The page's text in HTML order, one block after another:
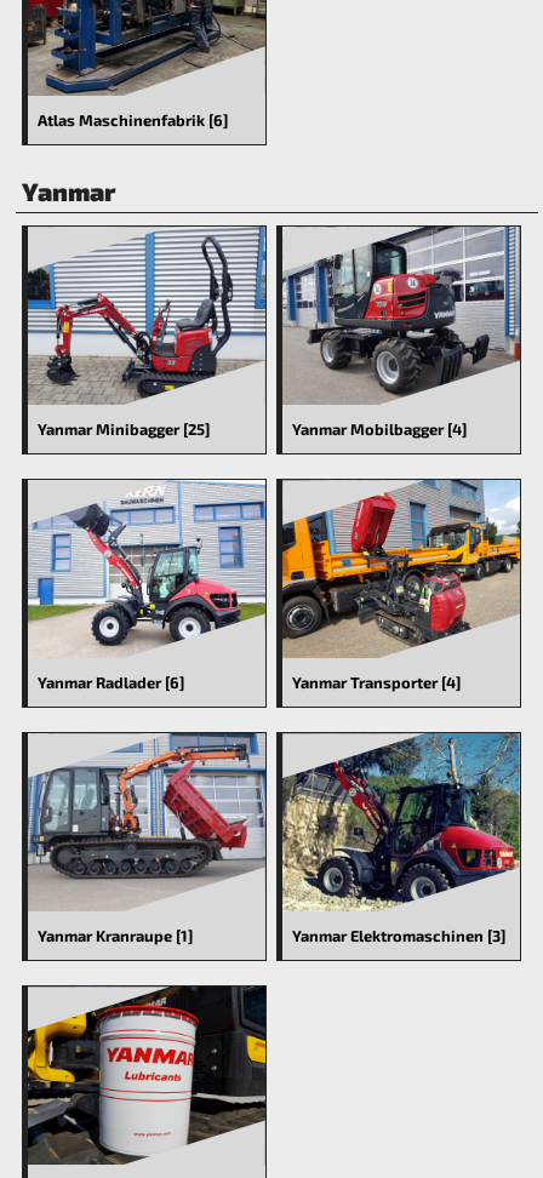
Atlas Maschinenfabrik [6]
Yanmar
Yanmar Minibagger [25] Yanmar Mobilbagger [4]
Yanmar Radlader [6] Yanmar Transporter [4]
Yanmar Kranraupe [1] Yanmar Elektromaschinen [3]